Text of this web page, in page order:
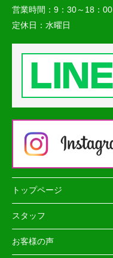
営業時間： 9：30～18：00
定休日： 水曜日
トップページ
スタッフ
お客様の声